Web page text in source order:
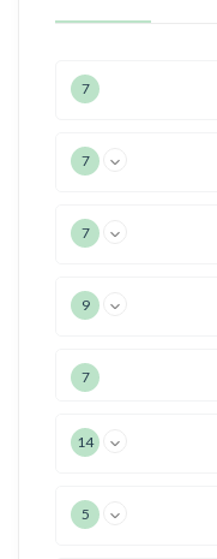
7
7
7
9
7
14
5